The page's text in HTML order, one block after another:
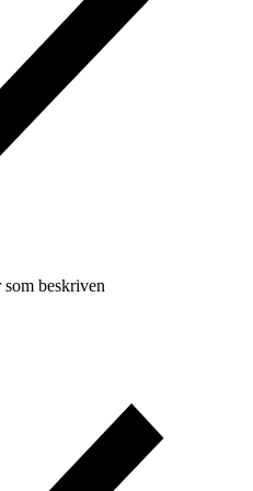
beskriven